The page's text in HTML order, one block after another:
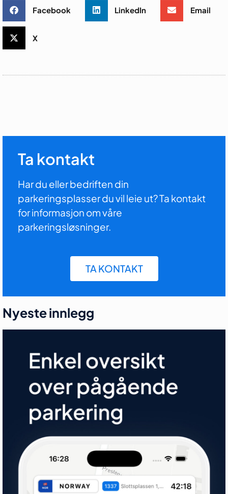
Facebook LinkedIn Email
X
Ta kontakt
Har du eller bedriften din
parkeringsplasser du vil leie ut? Ta kontakt
for informasjon om våre
parkeringsløsninger.
TA KONTAKT
Nyeste innlegg